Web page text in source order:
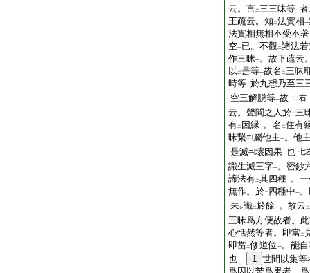
云。言二三三昧等一
王疏云。知 二法實相一
法實相無相不受不著
空一已。不觀二諸法
作三昧一。故下疏云
以 二是等一故名 二三昧
時等二於九想乃至三
空三解脱等一故 十右
云。聲聞之人於二三
有二 因縁一。名 二住有
昧繋
屬他主一。他
是滅
壞因果一也 七
識生滅三字一。密鈔
諦法有二其四種一。
無作。於二 四種中一
未レ識二於餘一。故云 二
三昧爲方便故者。
心恬然等者。即當二
即當二修道位 一。能
也
1 世間以集等